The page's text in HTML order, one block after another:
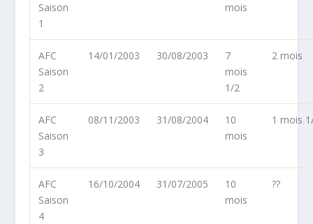
Saison
1
mois
AFC
Saison
2
14/01/2003 30/08/2003
7
mois
1/2
2 mois
AFC
Saison
3
08/11/2003 31/08/2004
10
mois
1 mois
AFC
Saison
4
16/10/2004 31/07/2005
10
mois
??